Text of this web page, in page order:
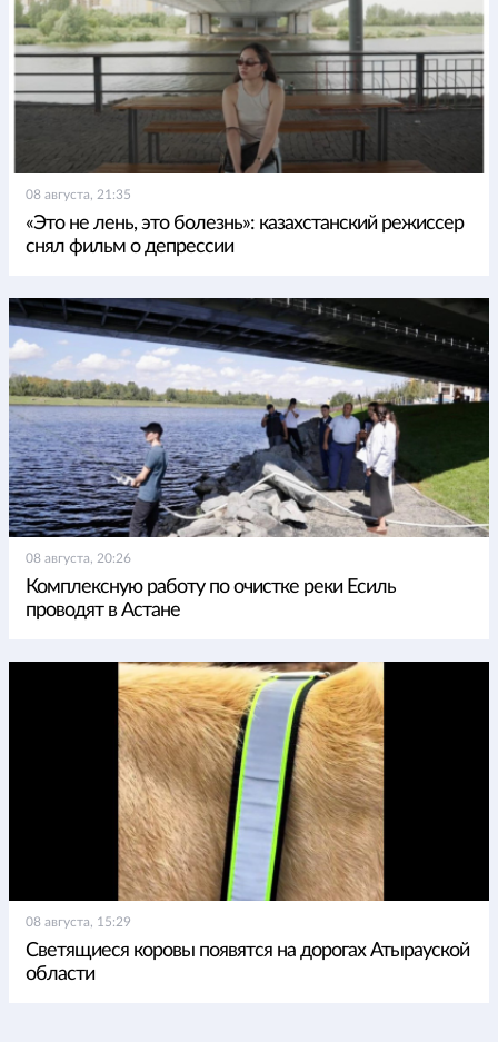
08 августа, 21:35
«Это не лень, это болезнь»: казахстанский режиссер
снял фильм о депрессии
08 августа, 20:26
Комплексную работу по очистке реки Есиль
проводят в Астане
08 августа, 15:29
Светящиеся коровы появятся на дорогах Атырауской
области